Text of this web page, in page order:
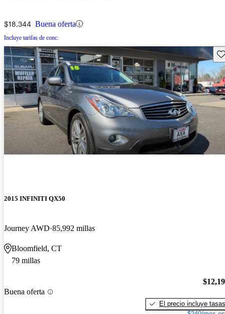
$18,344 Buena oferta
Incluye tarifas de conc.
2015 INFINITI QX50
Journey AWD 85,992 millas
Bloomfield, CT
79 millas
Buena oferta
El precio incluye tasas